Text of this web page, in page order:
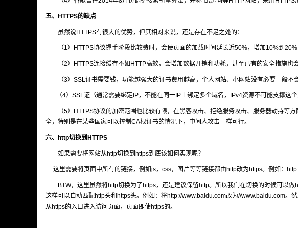
五、HTTPS的缺点
虽然说HTTPS有很大的优势，但其相对来说，还是存在不足之处的：
（1）HTTPS协议握手阶段比较费时，会使页面的加载时间延长近50%，增加10%到20%
（2）HTTPS连接缓存不如HTTP高效，会增加数据开销和功耗，甚至已有的安全措施也会
（3）SSL证书需要钱，功能越强大的证书费用越高，个人网站、小网站没有必要一般不会
（4）SSL证书通常需要绑定IP，不能在同一IP上绑定多个域名，IPv4资源不可能支撑这个
（5）HTTPS协议的加密范围也比较有限，在黑客攻击、拒绝服务攻击、服务器劫持等方
全，特别是在某些国家可以控制CA根证书的情况下，中间人攻击一样可行。
六、http切换到HTTPS
如果需要将网站从http切换到https到底该如何实现呢？
这里需要将页面中所有的链接，例如js，css，图片等等链接都由http改为https。例如：
BTW，这里虽然将http切换为了https，还是建议保留http。所以我们在切换的时候可以做
这样可以自动匹配http头和https头。例如：将http://www.baidu.com改为//www.baidu.com。
从https的入口进入访问页面，页面即使https的。